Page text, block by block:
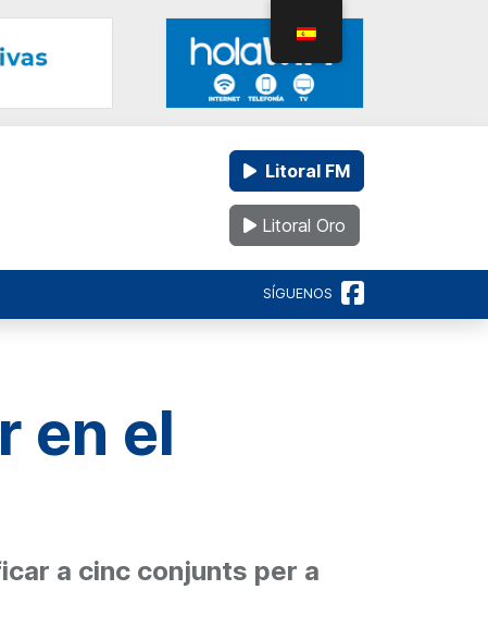
Litoral FM
Litoral Oro
SÍGUENOS
en el
a cinc conjunts per a